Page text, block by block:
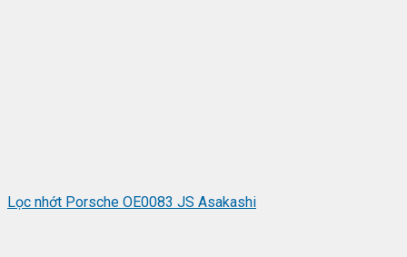
Lọc nhớt Porsche OE0083 JS Asakashi